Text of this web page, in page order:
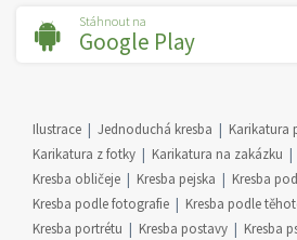
Stáhnout na
Google Play
Ilustrace Jednoduchá kresba Karikatura
Karikatura z fotky
Karikatura na zakázku
Kresba obličeje
Kresba pejska
Kresba
Kresba podle fotografie
Kresba podle
Kresba portrétu
Kresba postavy Kresba